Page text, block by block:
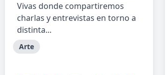
Vivas donde compartiremos
charlas y entrevistas en torno a
distinta...
Arte